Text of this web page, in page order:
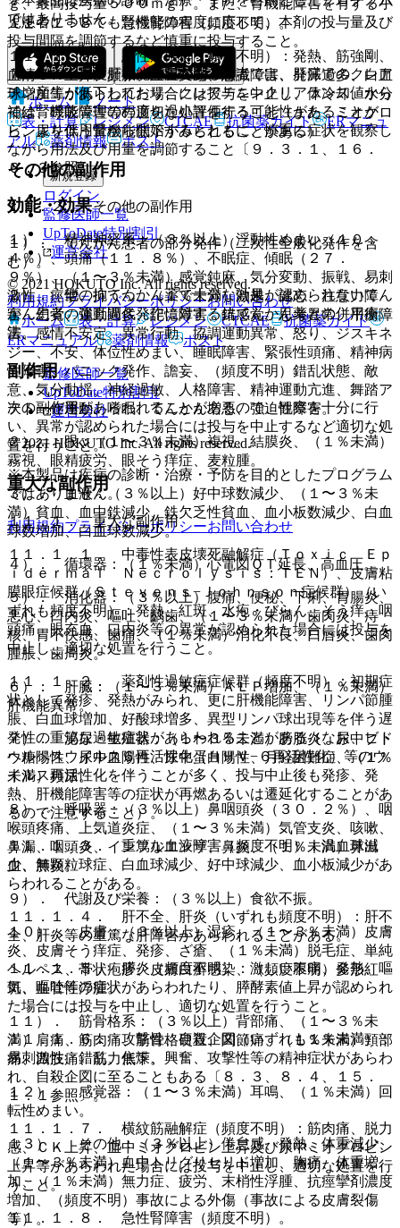
１１．１．８． 急性腎障害（頻度不明）。
１１．１．９． 悪性症候群（頻度不明）：発熱、筋強剛、
血清ＣＫ上昇、頻脈、血圧変動、意識障害、発汗過多、白血
球増加等があらわれた場合には投与を中止し、体冷却、水分
補給、呼吸管理等の適切な処置を行うこと（また、ミオグロ
ビン尿を伴う腎機能低下がみられることがある）。
その他の副作用
１１．２． その他の副作用
１）． 精神神経系：（３％以上）浮動性めまい（１０．
４％）、頭痛（１１．８％）、不眠症、傾眠（２７．
９％）、（１〜３％未満）感覚鈍麻、気分変動、振戦、易刺
激性、痙攣、抑うつ、（１％未満）激越、健忘、注意力障
害、幻覚、運動過多、記憶障害、錯感覚、思考異常、平衡障
害、感情不安定、異常行動、協調運動異常、怒り、ジスキネ
ジー、不安、体位性めまい、睡眠障害、緊張性頭痛、精神病
性障害、パニック発作、譫妄、（頻度不明）錯乱状態、敵
意、気分動揺、神経過敏、人格障害、精神運動亢進、舞踏ア
テトーゼ運動、嗜眠、てんかん増悪、強迫性障害。
２）． 眼：（１〜３％未満）複視、結膜炎、（１％未満）
霧視、眼精疲労、眼そう痒症、麦粒腫。
３）． 血液：（３％以上）好中球数減少、（１〜３％未
満）貧血、血中鉄減少、鉄欠乏性貧血、血小板数減少、白血
球数増加、白血球数減少。
４）． 循環器：（１％未満）心電図ＱＴ延長、高血圧。
５）． 消化器：（３％以上）腹痛、便秘、下痢、胃腸炎、
悪心、口内炎、嘔吐、齲歯、（１〜３％未満）歯肉炎、痔
核、胃不快感、歯痛、（１％未満）消化不良、口唇炎、歯肉
腫脹、歯周炎。
６）． 肝臓：（１〜３％未満）ＡＬＰ増加、（１％未満）
肝機能異常。
７）． 泌尿・生殖器：（１〜３％未満）膀胱炎、尿中ブド
ウ糖陽性、尿中血陽性、尿中蛋白陽性、月経困難症、（１％
未満）頻尿。
８）． 呼吸器：（３％以上）鼻咽頭炎（３０．２％）、咽
喉頭疼痛、上気道炎症、（１〜３％未満）気管支炎、咳嗽、
鼻漏、咽頭炎、インフルエンザ、鼻炎、（１％未満）鼻出
血、肺炎。
９）． 代謝及び栄養：（３％以上）食欲不振。
１０）． 皮膚：（３％以上）湿疹、（１〜３％未満）皮膚
炎、皮膚そう痒症、発疹、ざ瘡、（１％未満）脱毛症、単純
ヘルペス、帯状疱疹、皮膚白癬感染、（頻度不明）多形紅
斑、血管性浮腫。
１１）． 筋骨格系：（３％以上）背部痛、（１〜３％未
満）肩痛、筋肉痛、筋骨格硬直、関節痛、（１％未満）頸部
痛、四肢痛、筋力低下。
１２）． 感覚器：（１〜３％未満）耳鳴、（１％未満）回
転性めまい。
１３）． その他：（３％以上）倦怠感、発熱、体重減少、
（１〜３％未満）血中トリグリセリド増加、胸痛、体重増
加、（１％未満）無力症、疲労、末梢性浮腫、抗痙攣剤濃度
増加、（頻度不明）事故による外傷（事故による皮膚裂傷
等）。
児患者についても腎機能の程度に応じて、本剤の投与量及び
投与間隔を調節するなど慎重に投与すること。
７．３． 重度肝機能障害のある患者では、肝臓でのクレア
チン産生が低下しており、クレアチニンクリアランス値から
では腎機能障害の程度を過小評価する可能性があることか
ら、より低用量から開始するとともに、慎重に症状を観察し
ながら用法及び用量を調節すること〔９．３．１、１６．
６．３参照〕。
効能・効果
１）． てんかん患者の部分発作（二次性全般化発作を含
む）。
２）． 他の抗てんかん薬で十分な効果が認められないてん
かん患者の強直間代発作に対する抗てんかん薬との併用療
法。
副作用
次の副作用があらわれることがあるので、観察を十分に行
い、異常が認められた場合には投与を中止するなど適切な処
置を行うこと。
重大な副作用
１１．１． 重大な副作用
１１．１．１． 中毒性表皮壊死融解症（Ｔｏｘｉｃ Ｅｐ
ｉｄｅｒｍａｌ Ｎｅｃｒｏｌｙｓｉｓ：ＴＥＮ）、皮膚粘
膜眼症候群（Ｓｔｅｖｅｎｓ−Ｊｏｈｎｓｏｎ症候群）（い
ずれも頻度不明）：発熱、紅斑、水疱・びらん、そう痒、咽
頭痛、眼充血、口内炎等の異常が認められた場合には投与を
中止し、適切な処置を行うこと。
１１．１．２． 薬剤性過敏症症候群（頻度不明）：初期症
状として発疹、発熱がみられ、更に肝機能障害、リンパ節腫
脹、白血球増加、好酸球増多、異型リンパ球出現等を伴う遅
発性の重篤な過敏症状があらわれることがある（なお、ヒト
ヘルペスウイルス６再活性化（ＨＨＶ−６再活性化）等のウ
イルス再活性化を伴うことが多く、投与中止後も発疹、発
熱、肝機能障害等の症状が再燃あるいは遷延化することがあ
るので注意すること）。
１１．１．３． 重篤な血液障害（頻度不明）：汎血球減
少、無顆粒球症、白血球減少、好中球減少、血小板減少があ
らわれることがある。
１１．１．４． 肝不全、肝炎（いずれも頻度不明）：肝不
全、肝炎等の重篤な肝障害があらわれることがある。
１１．１．５． 膵炎（頻度不明）：激しい腹痛、発熱、嘔
気、嘔吐等の症状があらわれたり、膵酵素値上昇が認められ
た場合には投与を中止し、適切な処置を行うこと。
１１．１．６． 攻撃性、自殺企図（いずれも１％未満）：
易刺激性、錯乱、焦燥、興奮、攻撃性等の精神症状があらわ
れ、自殺企図に至ることもある〔８．３、８．４、１５．
１．１参照〕。
１１．１．７． 横紋筋融解症（頻度不明）：筋肉痛、脱力
感、ＣＫ上昇、血中ミオグロビン上昇及び尿中ミオグロビン
上昇等があらわれた場合には投与を中止し、適切な処置を行
うこと。
１１．１．８． 急性腎障害（頻度不明）。
ではありません。
ホーム
ノート
表・計算
レジメン CTCAE 抗菌薬ガイド
ERマニュ
アル
薬剤情報 ポスト
新規登録
ログイン
監修医師一覧
UpToDate特別割引
運営会社
© 2021 HOKUTO Inc. All rights reserved.
利用規約プライバシーポリシーお問い合わせ
ホーム
表・計算 レジメン CTCAE
抗菌薬ガイド
ERマニュアル
薬剤情報 ポスト
監修医師一覧
UpToDate特別割引
運営会社
© 2021 HOKUTO Inc. All rights reserved.
※本製品は疾病の診断・治療・予防を目的としたプログラム
ではありません。
利用規約プライバシーポリシーお問い合わせ